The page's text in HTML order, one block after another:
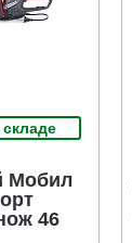
Мобил
46